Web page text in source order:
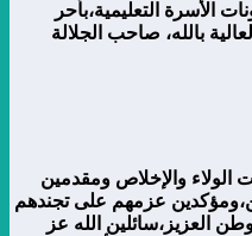
الأسرة التعليمية،بأحر
بالله، صاحب الجلالة
الولاء والإخلاص ومقدمين
عزمهم على تجندهم
العزيز،سائلين الله عز